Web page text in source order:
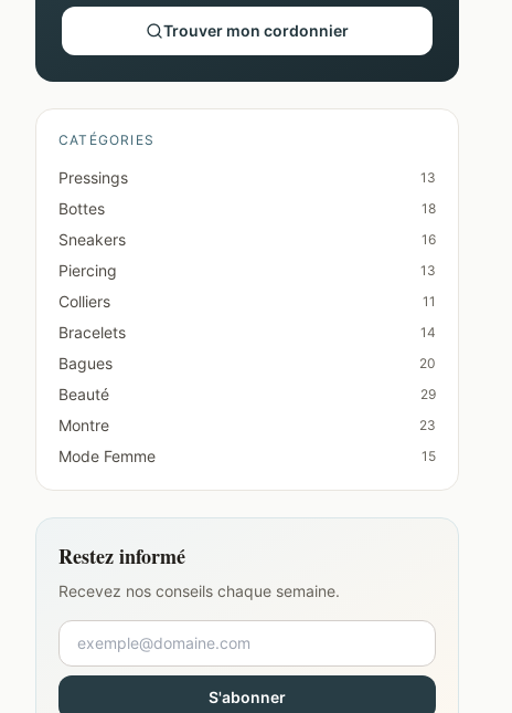
Trouver mon cordonnier
CATÉGORIES
Pressings 13
Bottes 18
Sneakers 16
Piercing 13
Colliers 11
Bracelets 14
Bagues 20
Beauté 29
Montre 23
Mode Femme 15
Restez informé
Recevez nos conseils chaque semaine.
S'abonner